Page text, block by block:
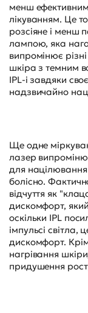
менш
лікуванням. Це
розсіяне і менш
лампою, яка
випромінює різні
шкіра з темним
IPL-і завдяки
надзвичайно
Ще одне
лазер
для
болісно.
відчуття як
дискомфорт,
оскільки IPL
імпульсі
дискомфорт.
нагрівання
придушення